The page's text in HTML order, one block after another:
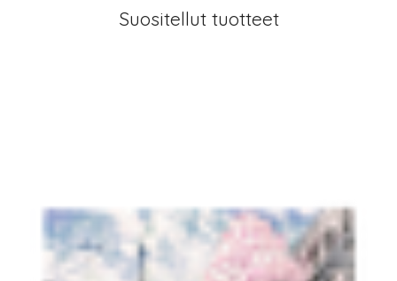
Suositellut tuotteet